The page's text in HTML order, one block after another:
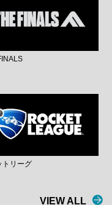
トリーグ
VIEW ALL